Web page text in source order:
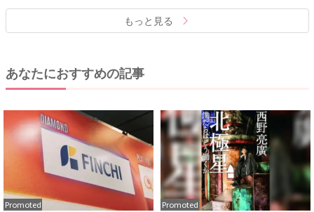
もっと見る
あなたにおすすめの記事
Promoted Promoted